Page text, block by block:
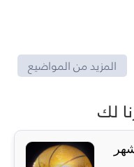
المزيد من المواضيع
لك